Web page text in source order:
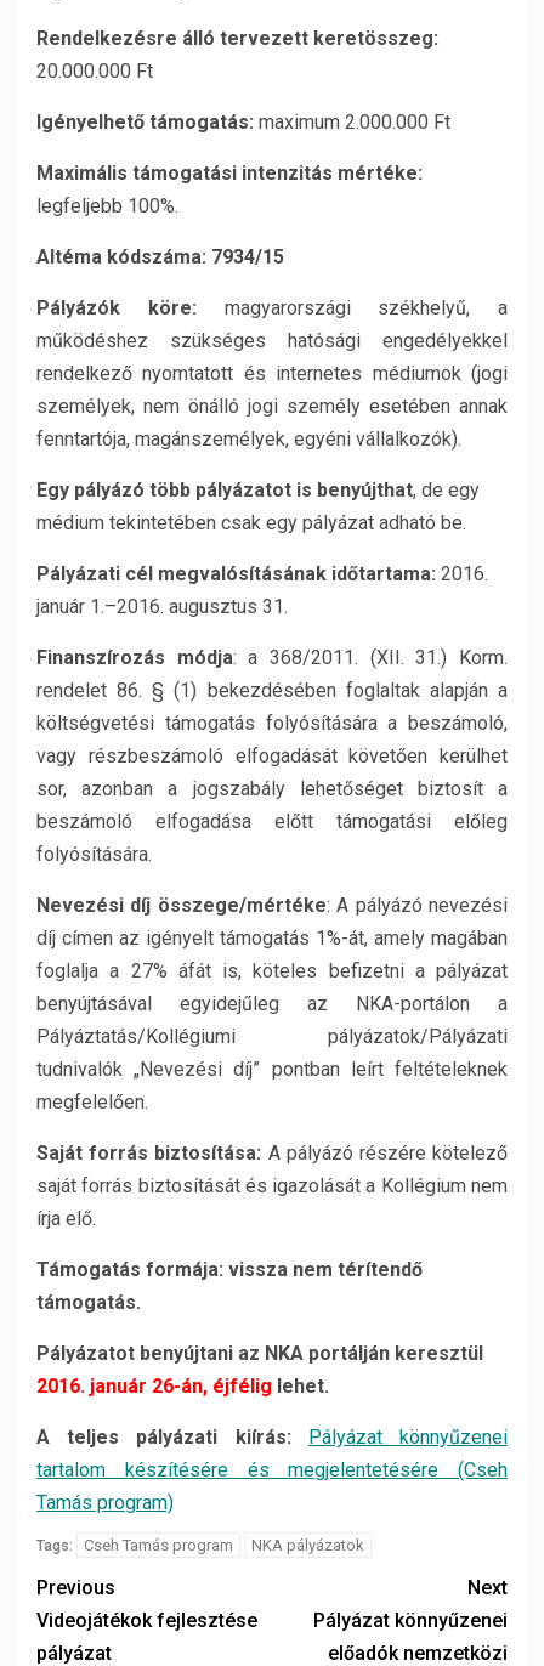
Rendelkezésre álló tervezett keretösszeg:
20.000.000 Ft
Igényelhető támogatás: maximum 2.000.000 Ft
Maximális támogatási intenzitás mértéke:
legfeljebb 100%.
Altéma kódszáma: 7934/15
Pályázók köre: magyarországi székhelyű, a
működéshez szükséges hatósági engedélyekkel
rendelkező nyomtatott és internetes médiumok (jogi
személyek, nem önálló jogi személy esetében annak
fenntartója, magánszemélyek, egyéni vállalkozók).
Egy pályázó több pályázatot is benyújthat, de egy
médium tekintetében csak egy pályázat adható be.
Pályázati cél megvalósításának időtartama: 2016.
január 1.–2016. augusztus 31.
Finanszírozás módja: a 368/2011. (XII. 31.) Korm.
rendelet 86. § (1) bekezdésében foglaltak alapján a
költségvetési támogatás folyósítására a beszámoló,
vagy részbeszámoló elfogadását követően kerülhet
sor, azonban a jogszabály lehetőséget biztosít a
beszámoló elfogadása előtt támogatási előleg
folyósítására.
Nevezési díj összege/mértéke: A pályázó nevezési
díj címen az igényelt támogatás 1%-át, amely magában
foglalja a 27% áfát is, köteles befizetni a pályázat
benyújtásával egyidejűleg az NKA-portálon a
Pályáztatás/Kollégiumi pályázatok/Pályázati
tudnivalók „Nevezési díj” pontban leírt feltételeknek
megfelelően.
Saját forrás biztosítása: A pályázó részére kötelező
saját forrás biztosítását és igazolását a Kollégium nem
írja elő.
Támogatás formája: vissza nem térítendő
támogatás.
Pályázatot benyújtani az NKA portálján keresztül
2016. január 26-án, éjfélig lehet.
A teljes pályázati kiírás:
Pályázat könnyűzenei
tartalom készítésére és megjelentetésére (Cseh
Tamás program)
Tags: Cseh Tamás program NKA pályázatok
Previous
Videojátékok fejlesztése
pályázat
Next
Pályázat könnyűzenei
előadók nemzetközi